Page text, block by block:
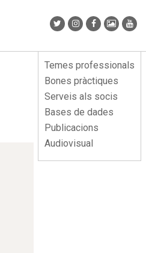
Menu
lateral
Temes professionals
Bones pràctiques
Serveis als socis
Bases de dades
Publicacions
Audiovisual